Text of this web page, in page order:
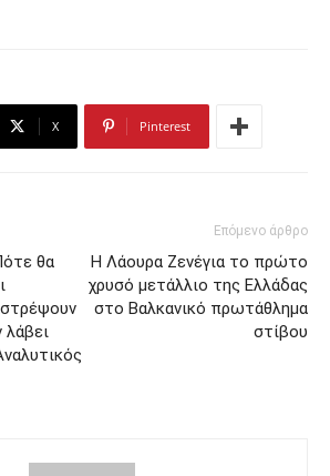
X Pinterest
θα
λάβει
Επόμενο άρθρο
Η Λάουρα Ζενέγια το πρώτο
χρυσό μετάλλιο της Ελλάδας
στο Βαλκανικό πρωτάθλημα
στίβου